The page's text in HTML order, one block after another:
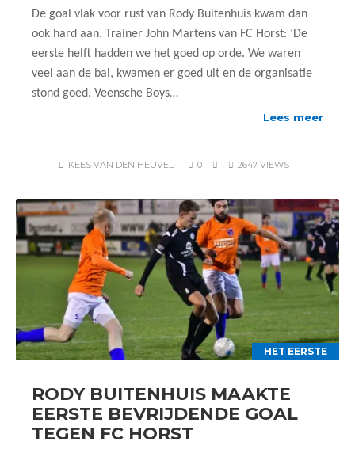
De goal vlak voor rust van Rody Buitenhuis kwam dan
ook hard aan. Trainer John Martens van FC Horst: ‘De
eerste helft hadden we het goed op orde. We waren
veel aan de bal, kwamen er goed uit en de organisatie
stond goed. Veensche Boys…
Lees meer
KEES VAN DEN HEUVEL 0 2647 VIEWS
HET EERSTE
RODY BUITENHUIS MAAKTE
EERSTE BEVRIJDENDE GOAL
TEGEN FC HORST